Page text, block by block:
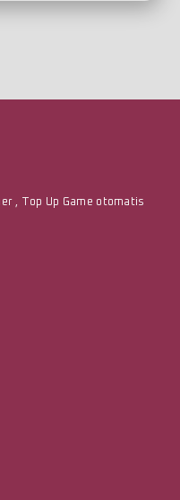
, Top Up Game otomatis